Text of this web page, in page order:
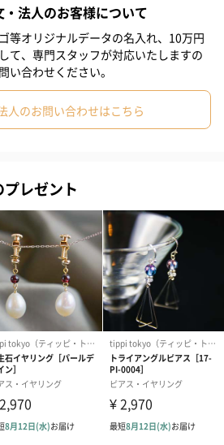
ザインのピアスです。キラキラと放た
感が際立ちます。
る場合がございます。また、天然由
る場合がございますが、自然の風合い
さを演出
、カジュアル・フォーマル問わずどん
やすく、ゆらゆらと揺れ女性らしさを
な方へのプレゼントに石の意味を込め
かがでしょうか。
・ブレスレットとのセット着用もおす
法人のお客様について
等オリジナルデータの名入れ、10万円
て、専門スタッフが対応いたしますの
い合わせください。
人のお問い合わせはこちら
レゼント